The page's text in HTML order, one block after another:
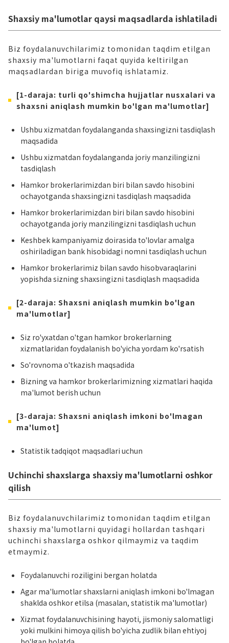
Shaxsiy ma'lumotlar qaysi maqsadlarda ishlatiladi
Biz foydalanuvchilarimiz tomonidan taqdim etilgan
shaxsiy ma'lumotlarni faqat quyida keltirilgan
maqsadlardan biriga muvofiq ishlatamiz.
[1-daraja: turli qo'shimcha hujjatlar nusxalari va
shaxsni aniqlash mumkin bo'lgan ma'lumotlar]
Ushbu xizmatdan foydalanganda shaxsingizni tasdiqlash
maqsadida
Ushbu xizmatdan foydalanganda joriy manzilingizni
tasdiqlash
Hamkor brokerlarimizdan biri bilan savdo hisobini
ochayotganda shaxsingizni tasdiqlash maqsadida
Hamkor brokerlarimizdan biri bilan savdo hisobini
ochayotganda joriy manzilingizni tasdiqlash uchun
Keshbek kampaniyamiz doirasida to'lovlar amalga
oshiriladigan bank hisobidagi nomni tasdiqlash uchun
Hamkor brokerlarimiz bilan savdo hisobvaraqlarini
yopishda sizning shaxsingizni tasdiqlash maqsadida
[2-daraja: Shaxsni aniqlash mumkin bo'lgan
ma'lumotlar]
Siz ro'yxatdan o'tgan hamkor brokerlarning
xizmatlaridan foydalanish bo'yicha yordam ko'rsatish
So'rovnoma o'tkazish maqsadida
Bizning va hamkor brokerlarimizning xizmatlari haqida
ma'lumot berish uchun
[3-daraja: Shaxsni aniqlash imkoni bo'lmagan
ma'lumot]
Statistik tadqiqot maqsadlari uchun
Uchinchi shaxslarga shaxsiy ma'lumotlarni oshkor
qilish
Biz foydalanuvchilarimiz tomonidan taqdim etilgan
shaxsiy ma'lumotlarni quyidagi hollardan tashqari
uchinchi shaxslarga oshkor qilmaymiz va taqdim
etmaymiz.
Foydalanuvchi roziligini bergan holatda
Agar ma'lumotlar shaxslarni aniqlash imkoni bo'lmagan
shaklda oshkor etilsa (masalan, statistik ma'lumotlar)
Xizmat foydalanuvchisining hayoti, jismoniy salomatligi
yoki mulkini himoya qilish bo'yicha zudlik bilan ehtiyoj